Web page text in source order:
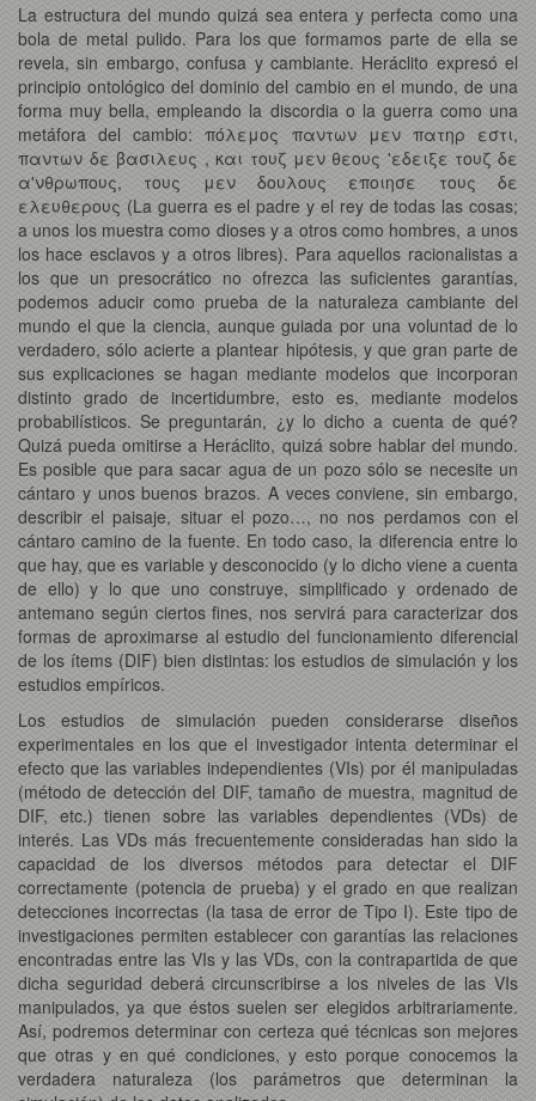
La estructura del mundo quizá sea entera y perfecta como una
bola de metal pulido. Para los que formamos parte de ella se
revela, sin embargo, confusa y cambiante. Heráclito expresó el
principio ontológico del dominio del cambio en el mundo, de una
forma muy bella, empleando la discordia o la guerra como una
metáfora del cambio: πóλεμoς παντων μεν πατηρ εστι,
παντων δε βασιλευς , και τoυζ μεν θεoυς 'εδειξε τoυζ δε
α'νθρωπoυς, τoυς μεν δoυλoυς επoιησε τoυς δε
ελευθερoυς (La guerra es el padre y el rey de todas las cosas;
a unos los muestra como dioses y a otros como hombres, a unos
los hace esclavos y a otros libres). Para aquellos racionalistas a
los que un presocrático no ofrezca las suficientes garantías,
podemos aducir como prueba de la naturaleza cambiante del
mundo el que la ciencia, aunque guiada por una voluntad de lo
verdadero, sólo acierte a plantear hipótesis, y que gran parte de
sus explicaciones se hagan mediante modelos que incorporan
distinto grado de incertidumbre, esto es, mediante modelos
probabilísticos. Se preguntarán, ¿y lo dicho a cuenta de qué?
Quizá pueda omitirse a Heráclito, quizá sobre hablar del mundo.
Es posible que para sacar agua de un pozo sólo se necesite un
cántaro y unos buenos brazos. A veces conviene, sin embargo,
describir el paisaje, situar el pozo…, no nos perdamos con el
cántaro camino de la fuente. En todo caso, la diferencia entre lo
que hay, que es variable y desconocido (y lo dicho viene a cuenta
de ello) y lo que uno construye, simplificado y ordenado de
antemano según ciertos fines, nos servirá para caracterizar dos
formas de aproximarse al estudio del funcionamiento diferencial
de los ítems (DIF) bien distintas: los estudios de simulación y los
estudios empíricos.
Los estudios de simulación pueden considerarse diseños
experimentales en los que el investigador intenta determinar el
efecto que las variables independientes (VIs) por él manipuladas
(método de detección del DIF, tamaño de muestra, magnitud de
DIF, etc.) tienen sobre las variables dependientes (VDs) de
interés. Las VDs más frecuentemente consideradas han sido la
capacidad de los diversos métodos para detectar el DIF
correctamente (potencia de prueba) y el grado en que realizan
detecciones incorrectas (la tasa de error de Tipo I). Este tipo de
investigaciones permiten establecer con garantías las relaciones
encontradas entre las VIs y las VDs, con la contrapartida de que
dicha seguridad deberá circunscribirse a los niveles de las VIs
manipulados, ya que éstos suelen ser elegidos arbitrariamente.
Así, podremos determinar con certeza qué técnicas son mejores
que otras y en qué condiciones, y esto porque conocemos la
verdadera naturaleza (los parámetros que determinan la